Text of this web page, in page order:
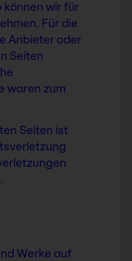
können wir für
Für die
Anbieter oder
Seiten
waren zum
Seiten ist
Werke auf